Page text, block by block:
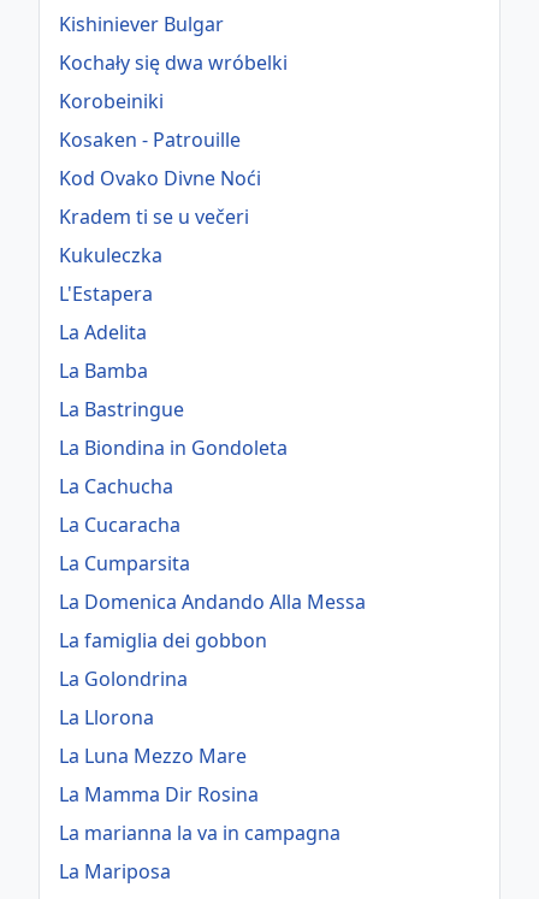
Kishiniever Bulgar
Kochały się dwa wróbelki
Korobeiniki
Kosaken - Patrouille
Kod Ovako Divne Noći
Kradem ti se u večeri
Kukuleczka
L'Estapera
La Adelita
La Bamba
La Bastringue
La Biondina in Gondoleta
La Cachucha
La Cucaracha
La Cumparsita
La Domenica Andando Alla Messa
La famiglia dei gobbon
La Golondrina
La Llorona
La Luna Mezzo Mare
La Mamma Dir Rosina
La marianna la va in campagna
La Mariposa